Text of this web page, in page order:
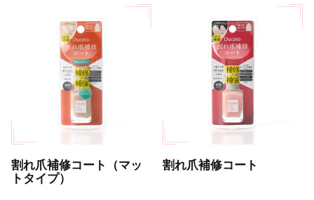
割れ爪補修コート（マッ
トタイプ）
割れ爪補修コート